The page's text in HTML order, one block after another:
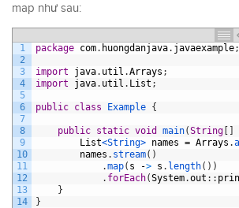
map như sau:
1
2
3
4
5
6
7
8
9
10
11
12
13
14
package com. huongdanjava. javaexample;
import java. util .Arrays ;
import
java. util . List ;
public class Example {
public static void main(String [ ]
List<String> names = Arrays .
names . stream( )
.map( s -> s . length( ) )
. forEach(System.out : :
}
}